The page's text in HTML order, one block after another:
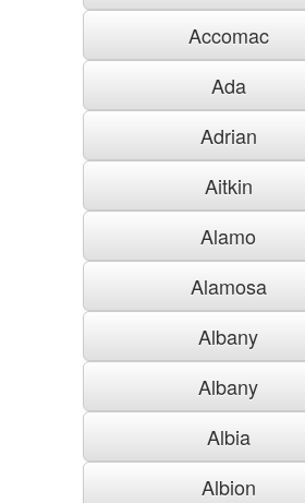
Accomac
Ada
Adrian
Aitkin
Alamo
Alamosa
Albany
Albany
Albia
Albion